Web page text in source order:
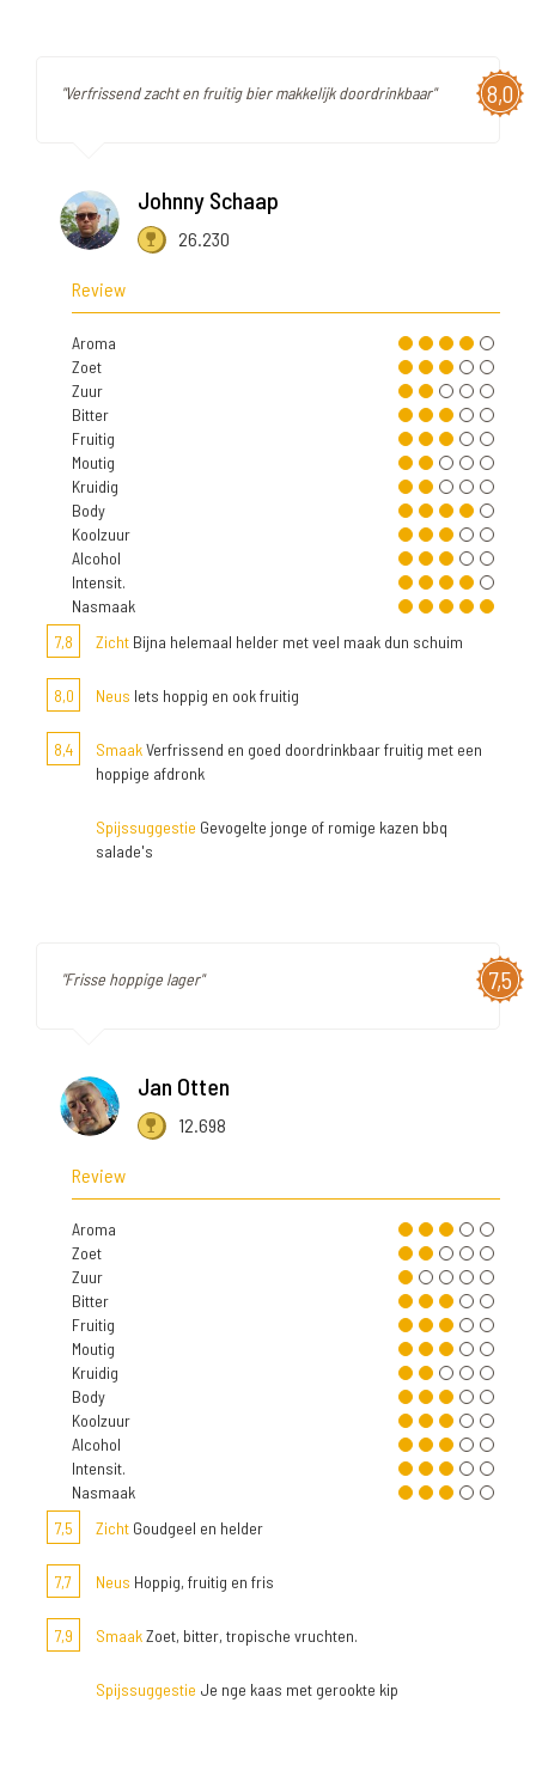
8,0
"Verfrissend zacht en fruitig bier makkelijk doordrinkbaar"
Johnny Schaap
26.230
Review
Aroma
Zoet
Zuur
Bitter
Fruitig
Moutig
Kruidig
Body
Koolzuur
Alcohol
Intensit.
Nasmaak
7,8
Zicht Bijna helemaal helder met veel maak dun schuim
8,0 Neus Iets hoppig en ook fruitig
8,4 SmaakVerfrissend en goed doordrinkbaar fruitig met een
hoppige afdronk
Spijssuggestie Gevogelte jonge of romige kazen bbq
salade's
7,5
"Frisse hoppige lager"
Jan Otten
12.698
Review
Aroma
Zoet
Zuur
Bitter
Fruitig
Moutig
Kruidig
Body
Koolzuur
Alcohol
Intensit.
Nasmaak
7,5
Zicht Goudgeel en helder
7,7 Neus Hoppig, fruitig en fris
7,9 SmaakZoet, bitter, tropische vruchten.
Spijssuggestie Je nge kaas met gerookte kip